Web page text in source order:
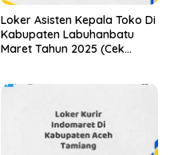
Loker Asisten Kepala Toko Di
Kabupaten Labuhanbatu
Maret Tahun 2025 (Cek